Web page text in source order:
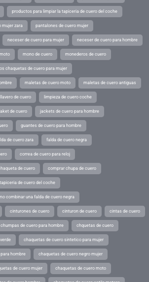
productos para limpiar la tapiceria de cuero del coche
mujer zara pantalones de cuero mujer
neceser de cuero para mujer neceser de cuero para hombre
mono de cuero monederos de cuero
chaquetas de cuero para mujer
maletas de cuero moto maletas de cuero antiguas
llavero de cuero limpieza de cuero coche
de cuero jackets de cuero para hombre
guantes de cuero para hombre
de cuero zara falda de cuero negra
correa de cuero para reloj
de cuero comprar chupa de cuero
de cuero del coche
combinar una falda de cuero negra
cinturones de cuero cinturon de cuero cintas de cuero
chumpas de cuero para hombre chquetas de cuero
chaquetas de cuero sintetico para mujer
hombre chaquetas de cuero negro mujer
de cuero mujer chaquetas de cuero moto